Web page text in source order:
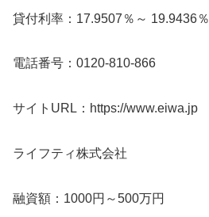
貸付利率：17.9507％～ 19.9436％
電話番号：0120-810-866
サイトURL：https://www.eiwa.jp
ライフティ株式会社
融資額：1000円～500万円